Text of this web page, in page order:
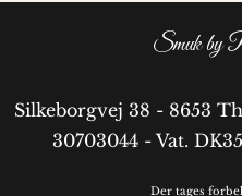
Smuk by
Silkeborgvej 38 - 8653
30703044 - Vat.
Der tages